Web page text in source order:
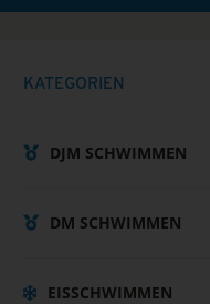
KATEGORIEN
DJM SCHWIMMEN
DM SCHWIMMEN
EISSCHWIMMEN